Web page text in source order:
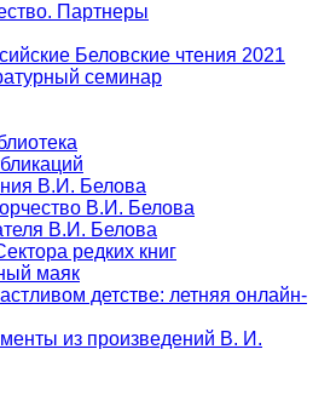
Партнеры
Беловские чтения 2021
семинар
В.И. Белова
В.И. Белова
В.И. Белова
редких книг
маяк
детстве: летняя онлайн-
из произведений В. И.